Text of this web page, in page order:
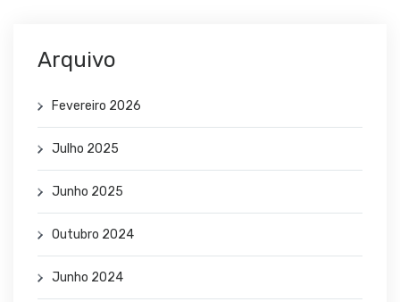
Arquivo
Fevereiro 2026
Julho 2025
Junho 2025
Outubro 2024
Junho 2024